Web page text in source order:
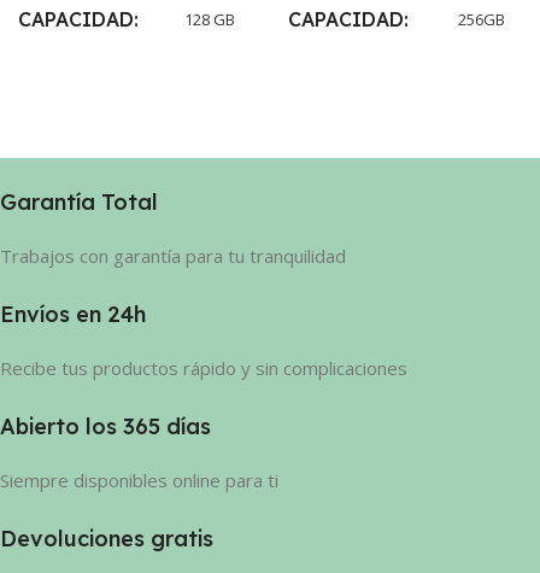
CAPACIDAD 128 GB CAPACIDAD 256GB
Garantía Total
Trabajos con garantía para tu tranquilidad
Envíos en 24h
Recibe tus productos rápido y sin complicaciones
Abierto los 365 días
Siempre disponibles online para ti
Devoluciones gratis